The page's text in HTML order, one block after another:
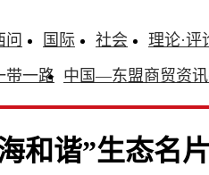
国际 社会 理论·评
带一路 中国—东盟商贸资
和谐”生态名片